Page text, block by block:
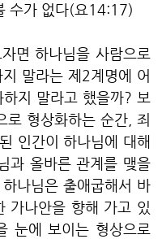
수가 없다(요14:17)
면 하나님을 사람으로
말라는 제2계명에 어
지 말라고 했을까? 보
로 형상화하는 순간, 죄
인간이 하나님에 대해
과 올바른 관계를 맺을
나님은 출애굽해서 바
가나안을 향해 가고 있
눈에 보이는 형상으로